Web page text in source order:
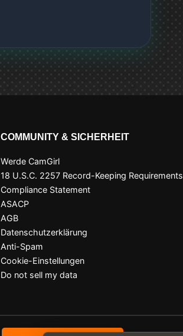
COMMUNITY & SICHERHEIT
Werde CamGirl
18 U.S.C. 2257 Record-Keeping Requirements
Compliance Statement
ASACP
AGB
Datenschutzerklärung
Anti-Spam
Cookie-Einstellungen
Do not sell my data